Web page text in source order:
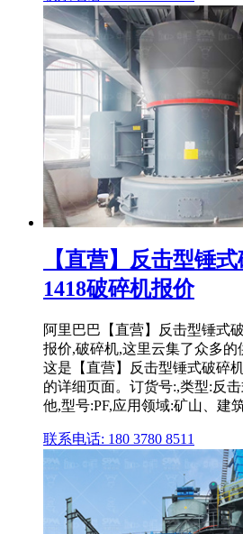
【直营】反击型锤
1418破碎机报价
阿里巴巴【直营】反击型锤式
报价,破碎机,这里云集了众多的
这是【直营】反击型锤式破碎
的详细页面。订货号:,类型:反
他,型号:PF,应用领域:矿山、建
联系电话: 180 3780 8511